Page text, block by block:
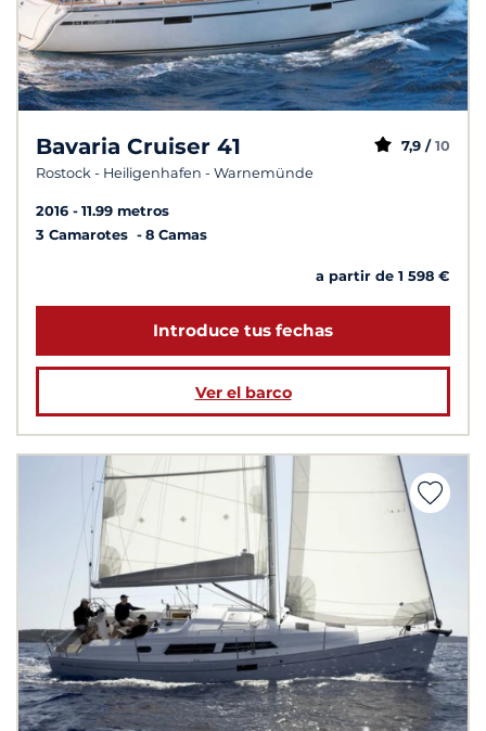
Bavaria Cruiser 41
Rostock - Heiligenhafen - Warnemünde
7,9 / 10
2016
11.99 metros
3 Camarotes
8 Camas
a partir de 1 598 €
Introduce tus fechas
Ver el barco